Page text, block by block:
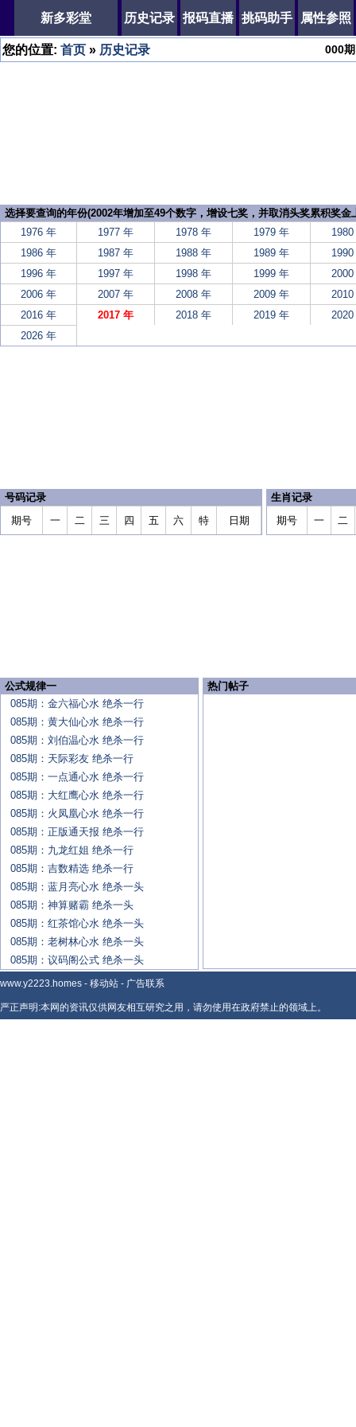
新多彩堂 历史记录 报码直播 挑码助手 属性参照
您的位置: 首页 » 历史记录 000期
选择要查询的年份(2002年增加至49个数字，增设七奖，并取消头奖累积奖
1976 年
1977 年 1978 年 1979 年
1986 年
1987 年 1988 年 1989 年
1996 年
1997 年 1998 年 1999 年
2000
2006 年
2007 年 2008 年 2009 年
2010
2016 年
2017 年 2018 年 2019 年
2020
2026 年
号码记录
期号
一 二 三 四 五 六 特 日期
生肖记录
期号
一 二
公式规律一
085期：金六福心水 绝杀一行
085期：黄大仙心水 绝杀一行
085期：刘伯温心水 绝杀一行
085期：天际彩友 绝杀一行
085期：一点通心水 绝杀一行
085期：大红鹰心水 绝杀一行
085期：火凤凰心水 绝杀一行
085期：正版通天报 绝杀一行
085期：九龙红姐 绝杀一行
085期：吉数精选 绝杀一行
085期：蓝月亮心水 绝杀一头
085期：神算赌霸 绝杀一头
085期：红茶馆心水 绝杀一头
085期：老树林心水 绝杀一头
085期：议码阁公式 绝杀一头
热门帖子
www.y2223.homes - 移动站 - 广告联系
严正声明:本网的资讯仅供网友相互研究之用，请勿使用在政府禁止的领域上。